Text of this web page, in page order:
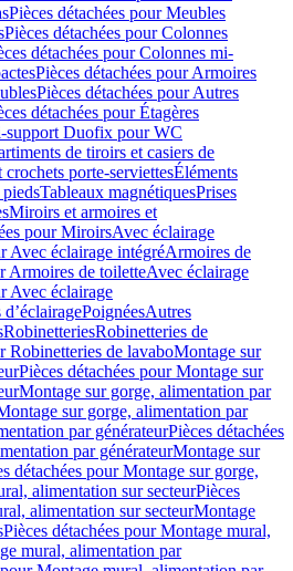
Pièces détachées pour Meubles
Pièces détachées pour Colonnes
détachées pour Colonnes mi-
Pièces détachées pour Armoires
Pièces détachées pour Autres
détachées pour Étagères
support Duofix pour WC
de tiroirs et casiers de
crochets porte-serviettesÉléments
Tableaux magnétiquesPrises
Miroirs et armoires et
pour MiroirsAvec éclairage
Avec éclairage intégréArmoires de
Armoires de toiletteAvec éclairage
Avec éclairage
PoignéesAutres
RobinetteriesRobinetteries de
Robinetteries de lavaboMontage sur
Pièces détachées pour Montage sur
Montage sur gorge, alimentation par
sur gorge, alimentation par
par générateurPièces détachées
par générateurMontage sur
détachées pour Montage sur gorge,
alimentation sur secteurPièces
alimentation sur secteurMontage
Pièces détachées pour Montage mural,
mural, alimentation par